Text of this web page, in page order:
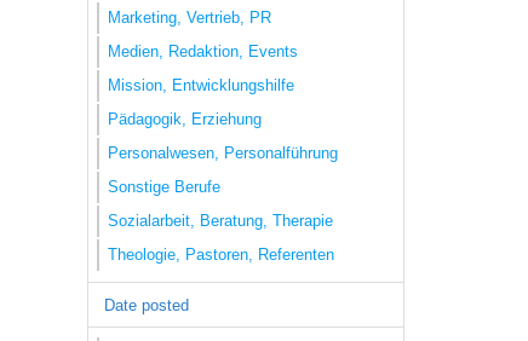
Marketing, Vertrieb, PR
Medien, Redaktion, Events
Mission, Entwicklungshilfe
Pädagogik, Erziehung
Personalwesen, Personalführung
Sonstige Berufe
Sozialarbeit, Beratung, Therapie
Theologie, Pastoren, Referenten
Date posted